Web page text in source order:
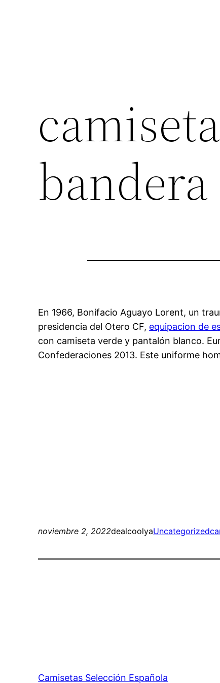
bandera
En 1966, Bonifacio Aguayo Lorent, un
presidencia del Otero CF, equipacion de
con camiseta verde y pantalón blanco.
Confederaciones 2013. Este uniforme
noviembre 2, 2022dealcoolyaUncategorized
Camisetas Selección Española